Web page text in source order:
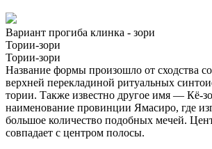
Вариант прогиба клинка - зори
Тории-зори
Тории-зори
Название формы произошло от сходства со
верхней перекладиной ритуальных
тории. Также известно другое имя — Кё-
наименование провинции Ямасиро, где
большое количество подобных мечей.
совпадает с центром полосы.